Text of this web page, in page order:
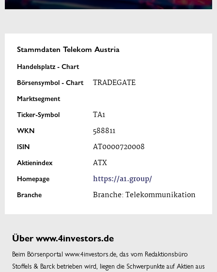
Stammdaten Telekom Austria
Handelsplatz - Chart
Börsensymbol - Chart
TRADEGATE
Marktsegment
Ticker-Symbol
TA1
WKN 588811
ISIN AT0000720008
Aktienindex ATX
Homepage https://a1.group/
Branche Branche: Telekommunikation
Über www.4investors.de
Beim Börsenportal www.4investors.de, das vom Redaktionsbüro
Stoffels & Barck betrieben wird, liegen die Schwerpunkte auf Aktien aus